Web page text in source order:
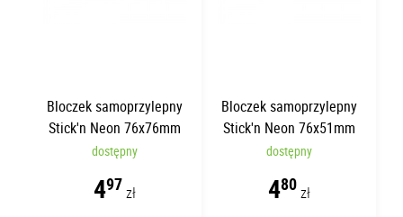
Bloczek samoprzylepny
Stick'n Neon 76x76mm
Fioletowy
dostępny
497 zł
Bloczek samoprzylepny
Stick'n Neon 76x51mm
Niebieski
dostępny
480zł